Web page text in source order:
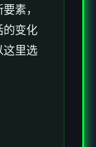
素，
的变化
这里选